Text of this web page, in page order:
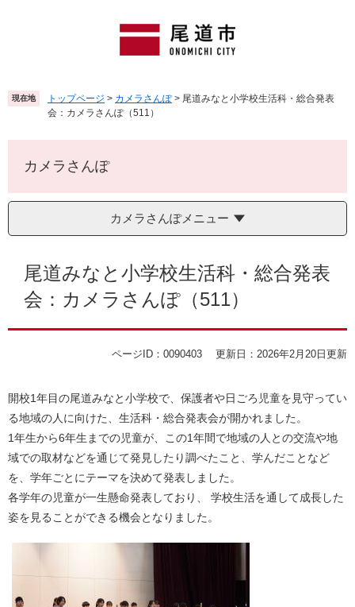
頭
で
。
飛
ば
て
へ
現在地 トップページ > カメラさんぽ > 尾道みなと小学校生活科・総合発表
会：カメラさんぽ（511）
カメラさんぽ
カメラさんぽメニュー
尾道みなと小学校生活科・総合発表
会：カメラさんぽ（511）
ページID：0090403 更新日：2026年2月20日更新
開校1年目の尾道みなと小学校で、保護者や日ごろ児童を見守ってい
る地域の人に向けた、生活科・総合発表会が開かれました。
1年生から6年生までの児童が、この1年間で地域の人との交流や地
域での取材などを通じて発見したり調べたこと、学んだことなど
を、学年ごとにテーマを決めて発表しました。
各学年の児童が一生懸命発表しており、 学校生活を通して成長した
姿を見ることができる機会となりました。